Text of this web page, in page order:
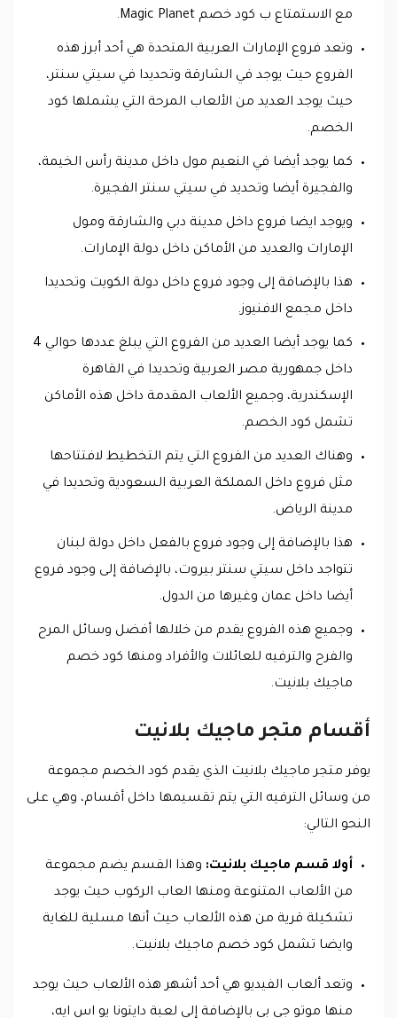
مع الاستمتاع ب كود خصم Magic Planet.
وتعد فروع الإمارات العربية المتحدة هي أحد أبرز هذه
الفروع حيث يوجد في الشارقة وتحديدا في سيتي سنتر،
حيث يوجد العديد من الألعاب المرحة التي يشملها كود
الخصم.
كما يوجد أيضا في النعيم مول داخل مدينة رأس الخيمة،
والفجيرة أيضا وتحديد في سيتي سنتر الفجيرة.
ويوجد ايضا فروع داخل مدينة دبي والشارقة ومول
الإمارات والعديد من الأماكن داخل دولة الإمارات.
هذا بالإضافة إلى وجود فروع داخل دولة الكويت وتحديدا
داخل مجمع الافنيوز.
كما يوجد أيضا العديد من الفروع التي يبلغ عددها حوالي 4
داخل جمهورية مصر العربية وتحديدا في القاهرة
الإسكندرية، وجميع الألعاب المقدمة داخل هذه الأماكن
تشمل كود الخصم.
وهناك العديد من الفروع التي يتم التخطيط لافتتاحها
مثل فروع داخل المملكة العربية السعودية وتحديدا في
مدينة الرياض.
هذا بالإضافة إلى وجود فروع بالفعل داخل دولة لبنان
تتواجد داخل سيتي سنتر بيروت، بالإضافة إلى وجود فروع
أيضا داخل عمان وغيرها من الدول.
وجميع هذه الفروع يقدم من خلالها أفضل وسائل المرح
والفرح والترفيه للعائلات والأفراد ومنها كود خصم
ماجيك بلانيت.
أقسام متجر ماجيك بلانيت
يوفر متجر ماجيك بلانيت الذي يقدم كود الخصم مجموعة
من وسائل الترفيه التي يتم تقسيمها داخل أقسام، وهي على
النحو التالي:
أولا قسم ماجيك بلانيت: وهذا القسم يضم مجموعة
من الألعاب المتنوعة ومنها العاب الركوب حيث يوجد
تشكيلة قرية من هذه الألعاب حيث أنها مسلية للغاية
وايضا تشمل كود خصم ماجيك بلانيت.
وتعد ألعاب الفيديو هي أحد أشهر هذه الألعاب حيث يوجد
منها موتو جي بي بالإضافة إلى لعبة دايتونا يو اس ايه،